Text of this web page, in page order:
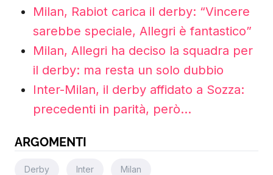
Milan, Rabiot carica il derby: “Vincere
sarebbe speciale, Allegri è fantastico”
Milan, Allegri ha deciso la squadra per
il derby: ma resta un solo dubbio
Inter-Milan, il derby affidato a Sozza:
precedenti in parità, però…
ARGOMENTI
Derby Inter Milan